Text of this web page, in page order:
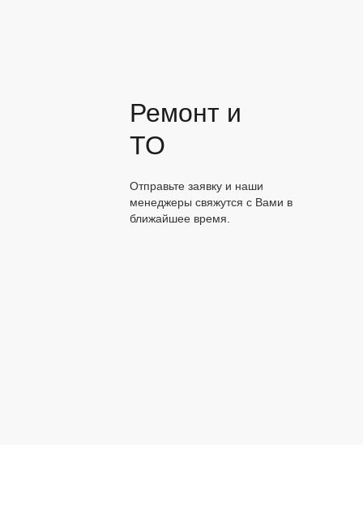
Ремонт и
ТО
Отправьте заявку и наши
менеджеры свяжутся с Вами в
ближайшее время.